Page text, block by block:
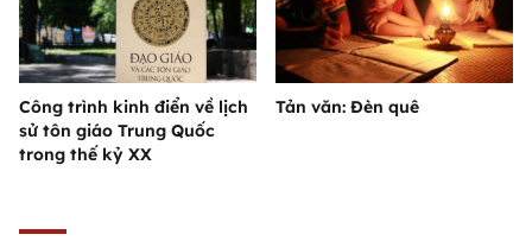
Công trình kinh điển về lịch
sử tôn giáo Trung Quốc
trong thế kỷ XX
Tản văn: Đèn quê